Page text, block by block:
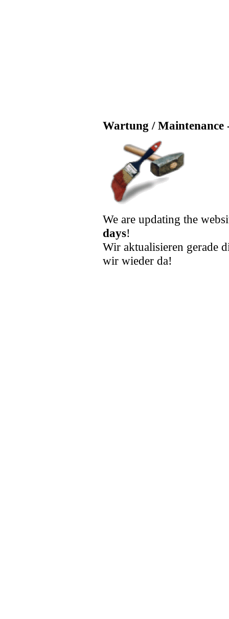
Wartung / Maintenance
We are updating the
days!
Wir aktualisieren gerade
wir wieder da!